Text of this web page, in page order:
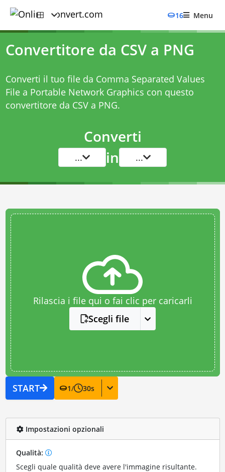
16 Menu
Convertitore da CSV a PNG
Converti il tuo file da Comma Separated Values
File a Portable Network Graphics con questo
convertitore da CSV a PNG.
Converti
... in ...
Rilascia i file qui o fai clic per caricarli
Scegli file
START 1/ 30s
Impostazioni opzionali
Qualità:
Scegli quale qualità deve avere l'immagine risultante.